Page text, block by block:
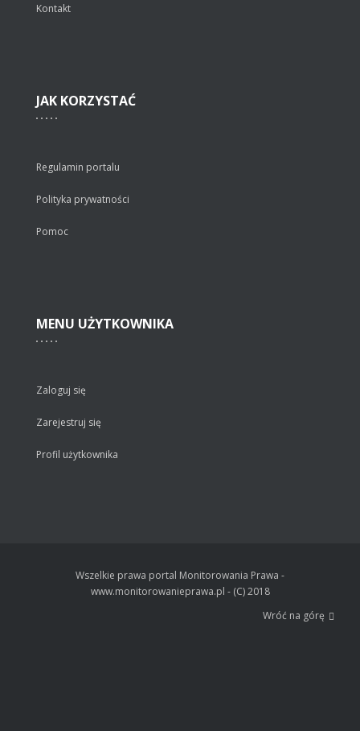
Kontakt
JAK KORZYSTAĆ
Regulamin portalu
Polityka prywatności
Pomoc
MENU UŻYTKOWNIKA
Zaloguj się
Zarejestruj się
Profil użytkownika
Wszelkie prawa portal Monitorowania Prawa -
www.monitorowanieprawa.pl - (C) 2018
Wróć na górę